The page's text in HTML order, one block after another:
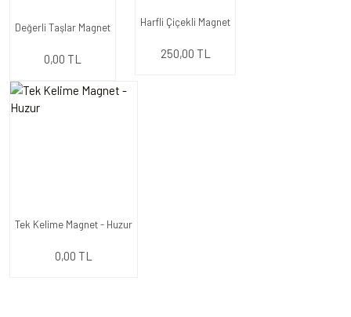
Değerli Taşlar Magnet
0,00 TL
Harfli Çiçekli Magnet
250,00 TL
Tek Kelime Magnet - Huzur
0,00 TL